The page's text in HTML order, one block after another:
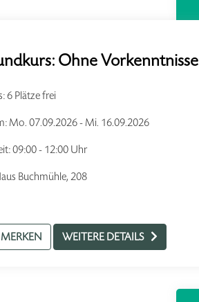
Ohne Vorkenntnisse
6 Plätze frei
Mo. 07.09.2026 - Mi. 16.09.2026
09:00 - 12:00 Uhr
Buchmühle, 208
WEITERE DETAILS